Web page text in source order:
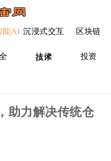
能AI 沉浸式交互
技术
区块链
法律 投资
助力解决传统仓